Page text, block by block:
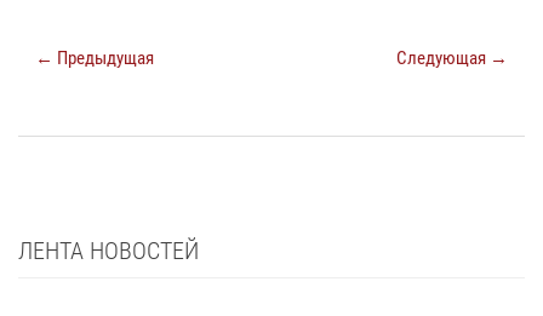
← Предыдущая Следующая →
ЛЕНТА НОВОСТЕЙ